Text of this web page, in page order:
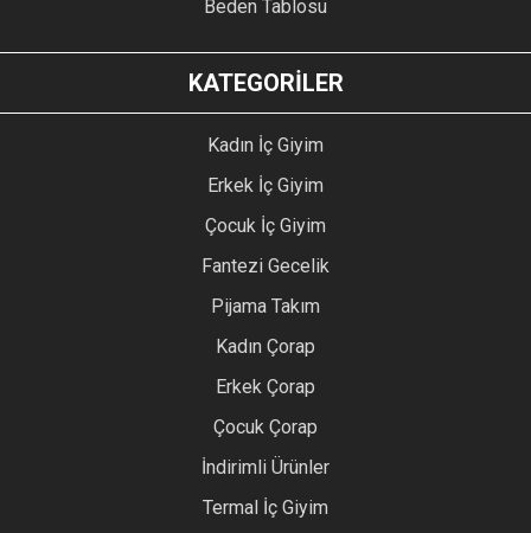
Beden Tablosu
KATEGORİLER
Kadın İç Giyim
Erkek İç Giyim
Çocuk İç Giyim
Fantezi Gecelik
Pijama Takım
Kadın Çorap
Erkek Çorap
Çocuk Çorap
İndirimli Ürünler
Termal İç Giyim